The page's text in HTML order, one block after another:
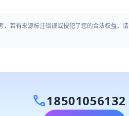
，若有来源标注错误或侵犯了您的合法权益，请
call18501056132